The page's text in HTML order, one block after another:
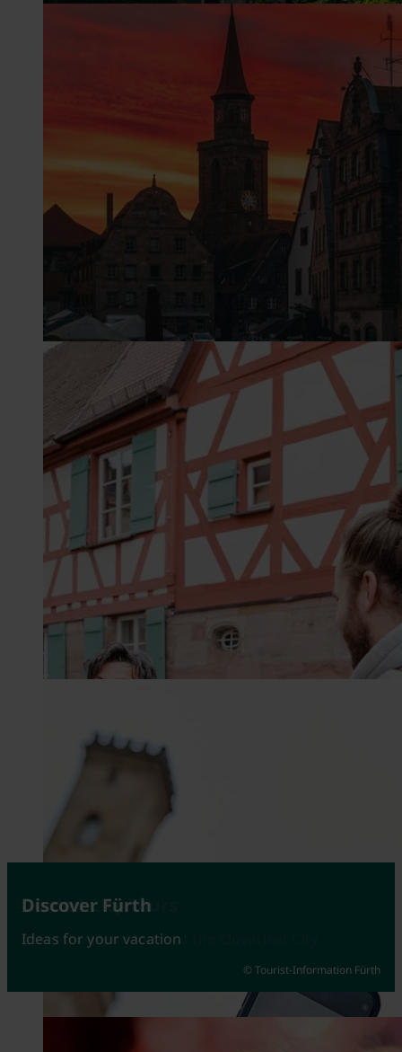
Attractions
Fürth at its best
© Johannes Heuckeroth
Guided City Tours
Guided walking tours of the Cloverleaf City
© Kerstin Nussbächer
Discover Fürth
Ideas for your vacation
© Tourist-Information Fürth